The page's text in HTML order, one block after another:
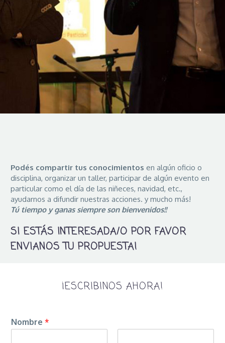
Podés compartir tus conocimientos en algún oficio o
disciplina, organizar un taller, participar de algún evento en
particular como el día de las niñeces, navidad, etc.,
ayudarnos a difundir nuestras acciones. y mucho más!
Tú tiempo y ganas siempre son bienvenidos!!
SI ESTÁS INTERESADA/O POR FAVOR
ENVIANOS TU PROPUESTA!
¡ESCRIBINOS AHORA!
Nombre *